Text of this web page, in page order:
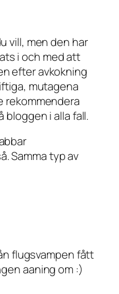
vill, men den har
i och med att
efter avkokning
mutagena
rekommendera
bloggen i alla fall.
Samma typ av
flugsvampen fått
aaning om :)